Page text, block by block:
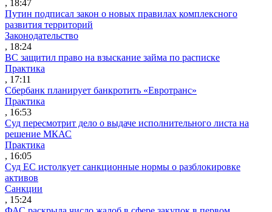
, 18:47
Путин подписал закон о новых правилах комплексного
развития территорий
Законодательство
, 18:24
ВС защитил право на взыскание займа по расписке
Практика
, 17:11
Сбербанк планирует банкротить «Евротранс»
Практика
, 16:53
Суд пересмотрит дело о выдаче исполнительного листа на
решение МКАС
Практика
, 16:05
Суд ЕС истолкует санкционные нормы о разблокировке
активов
Санкции
, 15:24